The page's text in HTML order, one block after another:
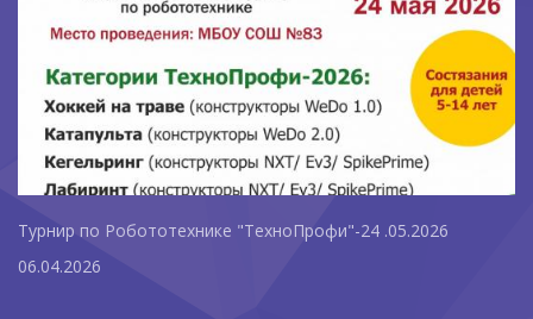
Турнир по Робототехнике "ТехноПрофи"-24 .05.2026
06.04.2026